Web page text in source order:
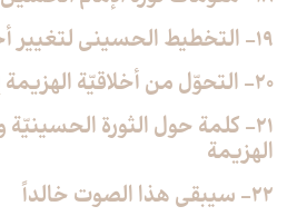
19- التخطيط الحسيني لتغيير أخلاقيّة الهزيمة
20- التحوّل من أخلاقيّة الهزيمة إلى أخلاقيّة الإرادة
21- كلمة حول الثورة الحسينيّة
الهزيمة
22- سيبقى هذا الصوت خالداً